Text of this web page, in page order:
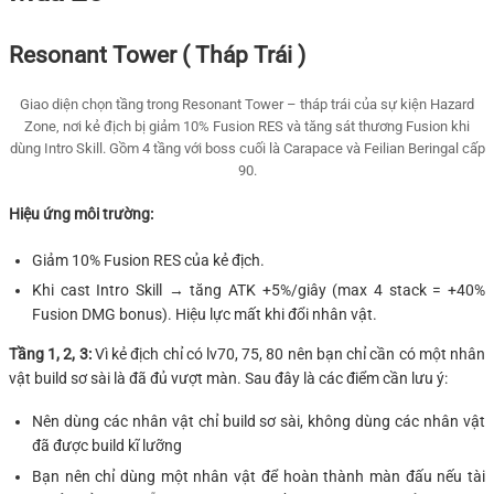
Resonant Tower ( Tháp Trái )
Giao diện chọn tầng trong Resonant Tower – tháp trái của sự kiện Hazard
Zone, nơi kẻ địch bị giảm 10% Fusion RES và tăng sát thương Fusion khi
dùng Intro Skill. Gồm 4 tầng với boss cuối là Carapace và Feilian Beringal cấp
90.
Hiệu ứng môi trường:
Giảm 10% Fusion RES của kẻ địch.
Khi cast Intro Skill → tăng ATK +5%/giây (max 4 stack = +40%
Fusion DMG bonus). Hiệu lực mất khi đổi nhân vật.
Tầng 1, 2, 3:Vì kẻ địch chỉ có lv70, 75, 80 nên bạn chỉ cần có một nhân
vật build sơ sài là đã đủ vượt màn. Sau đây là các điểm cần lưu ý:
Nên dùng các nhân vật chỉ build sơ sài, không dùng các nhân vật
đã được build kĩ lưỡng
Bạn nên chỉ dùng một nhân vật để hoàn thành màn đấu nếu tài